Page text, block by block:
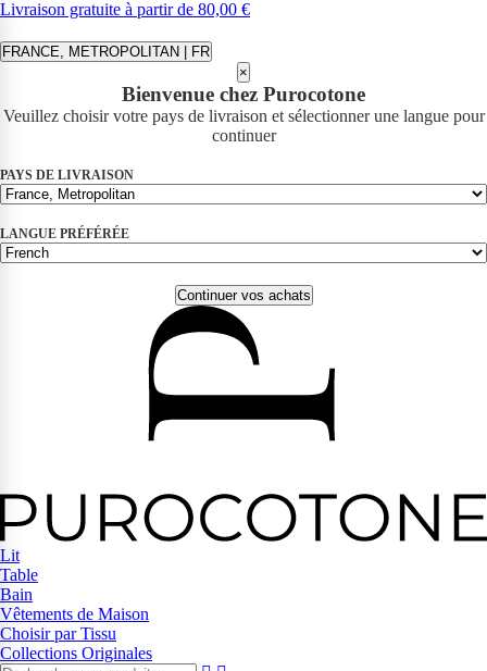
Livraison gratuite à partir de 80,00 €
FRANCE, METROPOLITAN | FR
×
Bienvenue chez Purocotone
Veuillez choisir votre pays de livraison et sélectionner une langue pour
continuer
PAYS DE LIVRAISON
LANGUE PRÉFÉRÉE
Continuer vos achats
Lit
Table
Bain
Vêtements de Maison
Choisir par Tissu
Collections Originales